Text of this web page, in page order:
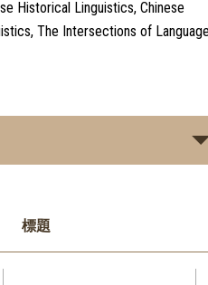
Historical Linguistics, Chinese
The Intersections of
標題